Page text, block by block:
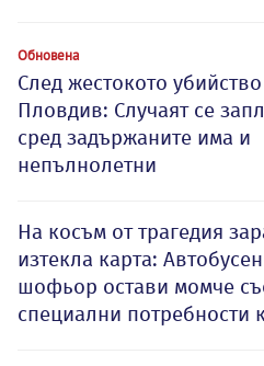
Обновена
След жестокото
Пловдив: Случаят се
сред задържаните има и
непълнолетни
На косъм от трагедия
изтекла карта: Автобусен
шофьор остави момче
специални потребности